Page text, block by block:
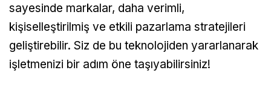
sayesinde markalar, daha verimli,
kişiselleştirilmiş ve etkili pazarlama stratejileri
geliştirebilir. Siz de bu teknolojiden yararlanarak
işletmenizi bir adım öne taşıyabilirsiniz!